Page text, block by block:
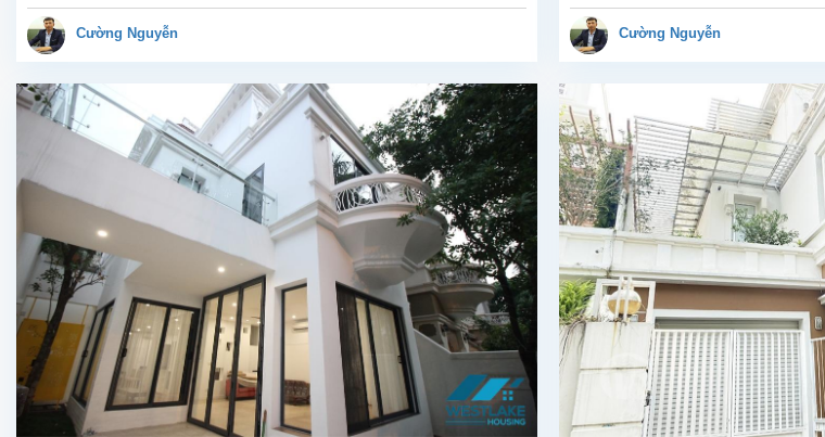
đại, ban
Từ Hoa,
Tây Hồ, Hà
Nội. Căn hộ
này ở
tầng...
Cường Nguyễn Cường Nguyễn